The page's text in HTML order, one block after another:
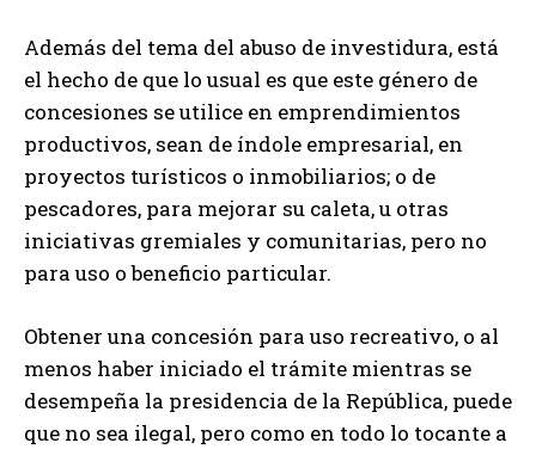
Además del tema del abuso de investidura, está
el hecho de que lo usual es que este género de
concesiones se utilice en emprendimientos
productivos, sean de índole empresarial, en
proyectos turísticos o inmobiliarios; o de
pescadores, para mejorar su caleta, u otras
iniciativas gremiales y comunitarias, pero no
para uso o beneficio particular.
Obtener una concesión para uso recreativo, o al
menos haber iniciado el trámite mientras se
desempeña la presidencia de la República, puede
que no sea ilegal, pero como en todo lo tocante a